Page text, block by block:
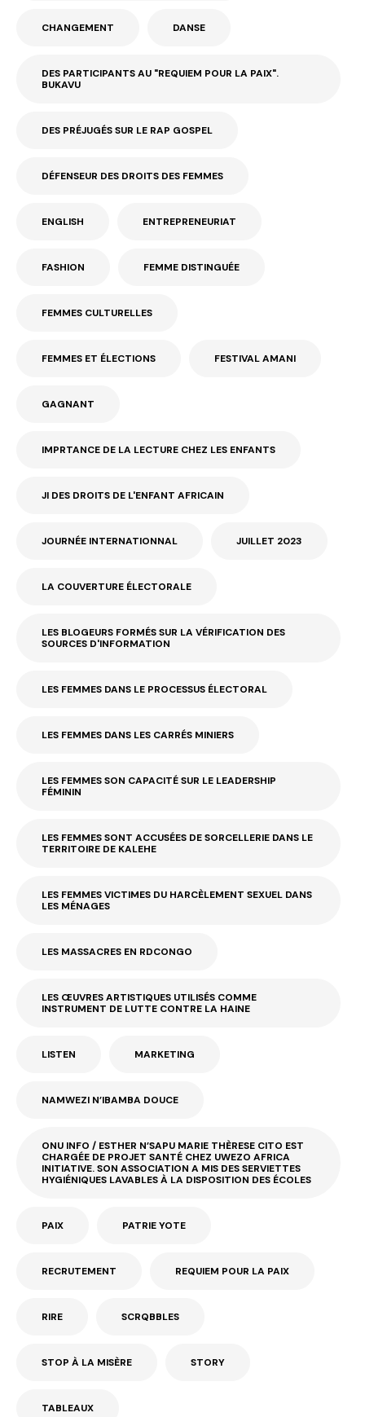
CHANGEMENT DANSE
DES PARTICIPANTS AU "REQUIEM POUR LA PAIX".
BUKAVU
DES PRÉJUGÉS SUR LE RAP GOSPEL
DÉFENSEUR DES DROITS DES FEMMES
ENGLISH ENTREPRENEURIAT
FASHION FEMME DISTINGUÉE
FEMMES CULTURELLES
FEMMES ET ÉLECTIONS FESTIVAL AMANI
GAGNANT
IMPRTANCE DE LA LECTURE CHEZ LES ENFANTS
JI DES DROITS DE L'ENFANT AFRICAIN
JOURNÉE INTERNATIONNAL JUILLET 2023
LA COUVERTURE ÉLECTORALE
LES BLOGEURS FORMÉS SUR LA VÉRIFICATION DES
SOURCES D'INFORMATION
LES FEMMES DANS LE PROCESSUS ÉLECTORAL
LES FEMMES DANS LES CARRÉS MINIERS
LES FEMMES SON CAPACITÉ SUR LE LEADERSHIP
FÉMININ
LES FEMMES SONT ACCUSÉES DE SORCELLERIE DANS LE
TERRITOIRE DE KALEHE
LES FEMMES VICTIMES DU HARCÈLEMENT SEXUEL DANS
LES MÉNAGES
LES MASSACRES EN RDCONGO
LES ŒUVRES ARTISTIQUES UTILISÉS COMME
INSTRUMENT DE LUTTE CONTRE LA HAINE
LISTEN MARKETING
NAMWEZI N’IBAMBA DOUCE
ONU INFO / ESTHER N’SAPU MARIE THÈRESE CITO EST
CHARGÉE DE PROJET SANTÉ CHEZ UWEZO AFRICA
INITIATIVE. SON ASSOCIATION A MIS DES SERVIETTES
HYGIÉNIQUES LAVABLES À LA DISPOSITION DES ÉCOLES
PAIX PATRIE YOTE
RECRUTEMENT REQUIEM POUR LA PAIX
RIRE SCRQBBLES
STOP À LA MISÈRE STORY
TABLEAUX